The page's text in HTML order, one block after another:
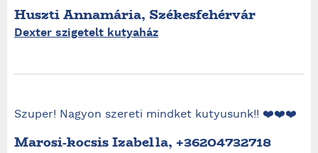
Huszti Annamária, Székesfehérvár
Dexter szigetelt kutyaház
Szuper! Nagyon szereti mindket kutyusunk!! ❤️❤️❤️
Marosi-kocsis Izabella, +36204732718